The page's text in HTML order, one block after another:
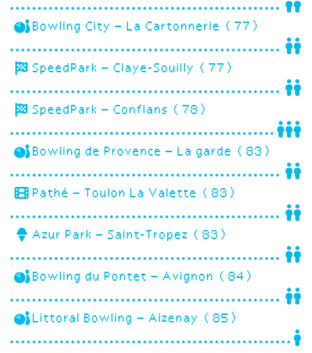
Bowling City – La Cartonnerie (77)
SpeedPark – Claye-Souilly (77)
SpeedPark – Conflans (78)
Bowling de Provence – La garde (83)
Pathé – Toulon La Valette (83)
Azur Park – Saint-Tropez (83)
Bowling du Pontet – Avignon (84)
Littoral Bowling – Aizenay (85)